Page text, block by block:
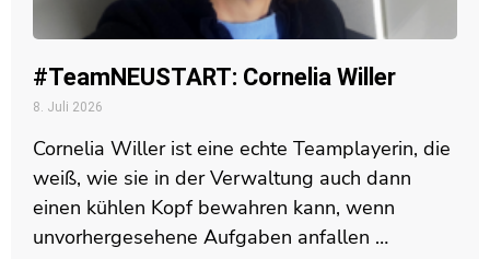
#TeamNEUSTART: Cornelia Willer
8. Juli 2026
Cornelia Willer ist eine echte Teamplayerin, die
weiß, wie sie in der Verwaltung auch dann
einen kühlen Kopf bewahren kann, wenn
unvorhergesehene Aufgaben anfallen …